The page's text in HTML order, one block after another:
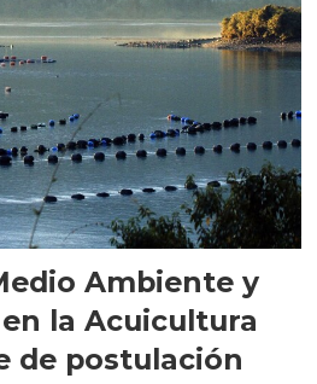
Ambiente y
la Acuicultura
de postulación